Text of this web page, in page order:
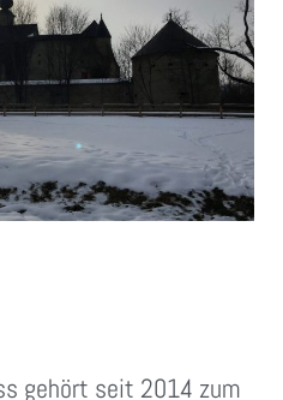
gehört seit 2014 zum